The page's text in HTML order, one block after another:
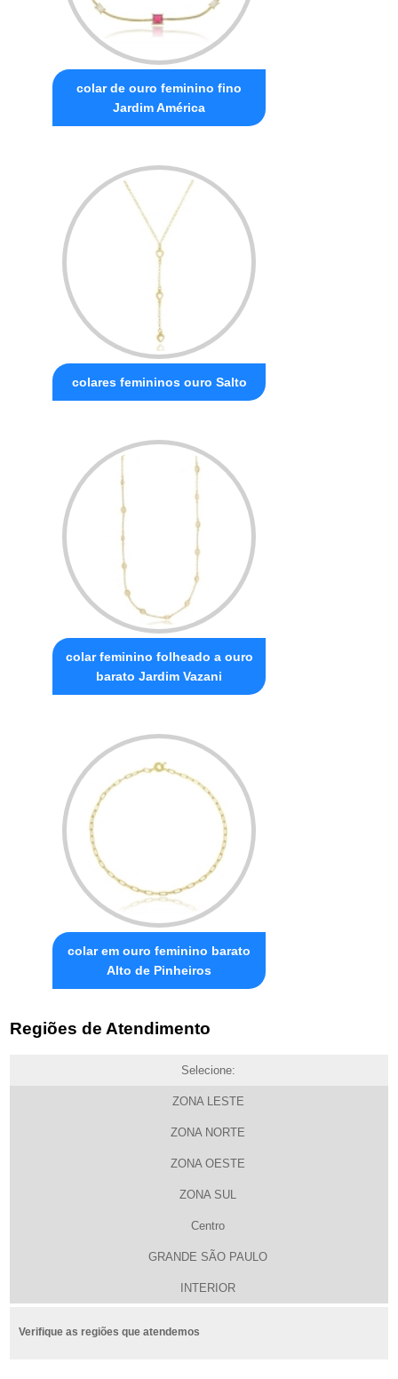
colar de ouro feminino fino
Jardim América
colares femininos ouro Salto
colar feminino folheado a ouro
barato Jardim Vazani
colar em ouro feminino barato
Alto de Pinheiros
Regiões de Atendimento
Selecione:
ZONA LESTE
ZONA NORTE
ZONA OESTE
ZONA SUL
Centro
GRANDE SÃO PAULO
INTERIOR
Verifique as regiões que atendemos